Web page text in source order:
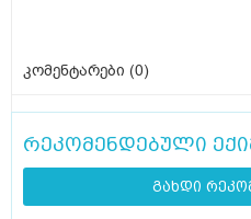
კომენტარები (0)
რეკომენდებული
გახდი